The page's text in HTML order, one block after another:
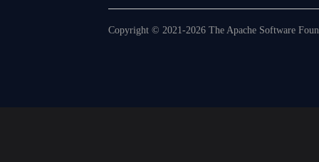
Copyright © 2021-2026 The Apache Software